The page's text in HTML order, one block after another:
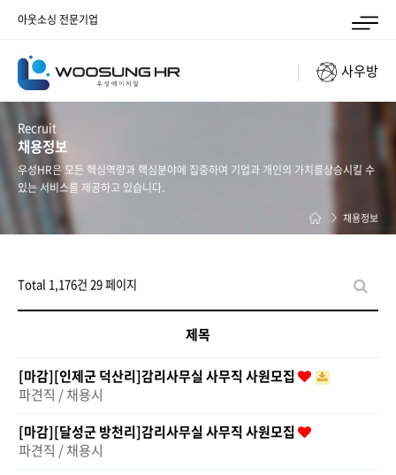
아웃소싱 전문기업
사우방
Recruit
채용정보
우성HR은 모든 핵심역량과 핵심분야에 집중하여 기업과 개인의 가치를상승시킬 수
있는 서비스를 제공하고 있습니다.
채용정보
Total 1,176건 29 페이지
제목
[마감][인제군 덕산리]감리사무실 사무직 사원모집
파견직 / 채용시
[마감][달성군 방천리]감리사무실 사무직 사원모집
파견직 / 채용시